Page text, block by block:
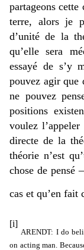
partageons
terre, alors je
d’unité de la
qu’elle sera
essayé de s’y
pouvez agir que
ne pouvez
positions
voulez
directe de la
théorie n’est
chose de pensé
cas et qu’en fait
[i]
ARENDT: I do
on acting man.